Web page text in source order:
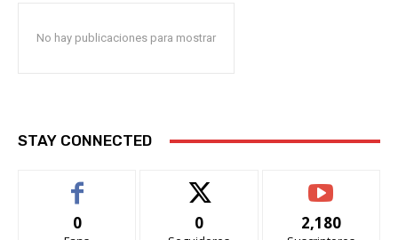
No hay publicaciones para mostrar
STAY CONNECTED
0 0 2,180